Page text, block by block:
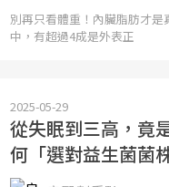
別再只看體重！內臟脂肪才
中，有超過4成是外表正
2025-05-29
從失眠到三高，竟
何「選對益生菌菌